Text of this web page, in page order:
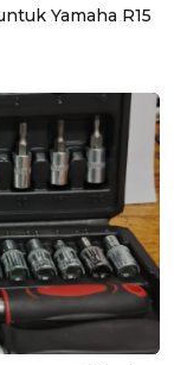
Yamaha R15